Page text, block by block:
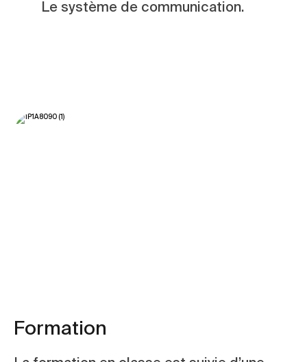
Le système de communication.
Formation